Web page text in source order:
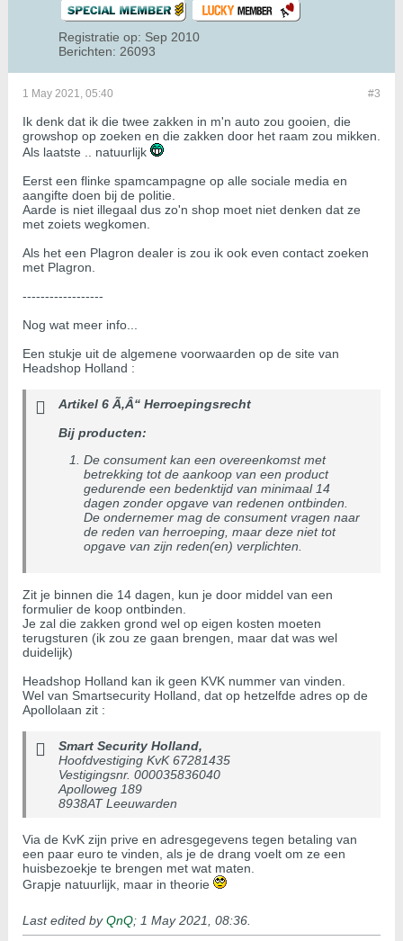
Registratie op: Sep 2010
Berichten: 26093
#3
1 May 2021, 05:40
Ik denk dat ik die twee zakken in m'n auto zou gooien, die
growshop op zoeken en die zakken door het raam zou mikken.
Als laatste .. natuurlijk
Eerst een flinke spamcampagne op alle sociale media en
aangifte doen bij de politie.
Aarde is niet illegaal dus zo'n shop moet niet denken dat ze
met zoiets wegkomen.
Als het een Plagron dealer is zou ik ook even contact zoeken
met Plagron.
------------------
Nog wat meer info...
Een stukje uit de algemene voorwaarden op de site van
Headshop Holland :
Artikel 6 Ã‚Â“ Herroepingsrecht
Bij producten:
De consument kan een overeenkomst met
betrekking tot de aankoop van een product
gedurende een bedenktijd van minimaal 14
dagen zonder opgave van redenen ontbinden.
De ondernemer mag de consument vragen naar
de reden van herroeping, maar deze niet tot
opgave van zijn reden(en) verplichten.
Zit je binnen die 14 dagen, kun je door middel van een
formulier de koop ontbinden.
Je zal die zakken grond wel op eigen kosten moeten
terugsturen (ik zou ze gaan brengen, maar dat was wel
duidelijk)
Headshop Holland kan ik geen KVK nummer van vinden.
Wel van Smartsecurity Holland, dat op hetzelfde adres op de
Apollolaan zit :
Smart Security Holland,
Hoofdvestiging KvK 67281435
Vestigingsnr. 000035836040
Apolloweg 189
8938AT Leeuwarden
Via de KvK zijn prive en adresgegevens tegen betaling van
een paar euro te vinden, als je de drang voelt om ze een
huisbezoekje te brengen met wat maten.
Grapje natuurlijk, maar in theorie
Last edited byQnQ; 1 May 2021, 08:36